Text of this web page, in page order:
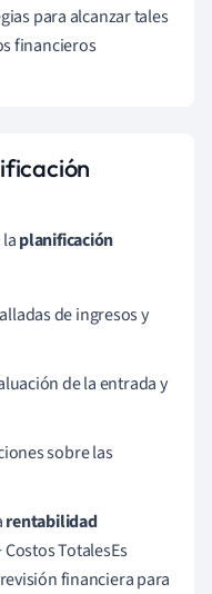
para alcanzar tales
financieros
planificación
de ingresos y
de la entrada y
sobre las
rentabilidad
TotalesEs
financiera para